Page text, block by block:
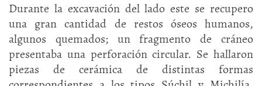
Durante la excavación del lado este se recupero
una gran cantidad de restos óseos humanos,
algunos quemados; un fragmento de cráneo
presentaba una perforación circular. Se hallaron
piezas de cerámica de distintas formas